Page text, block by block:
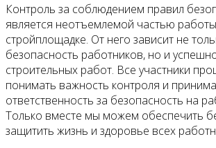
Контроль за соблюдением правил
является неотъемлемой частью
стройплощадке. От него зависит не
безопасность работников, но и
строительных работ. Все участники
понимать важность контроля и
ответственность за безопасность на
Только вместе мы можем обеспечить
защитить жизнь и здоровье всех